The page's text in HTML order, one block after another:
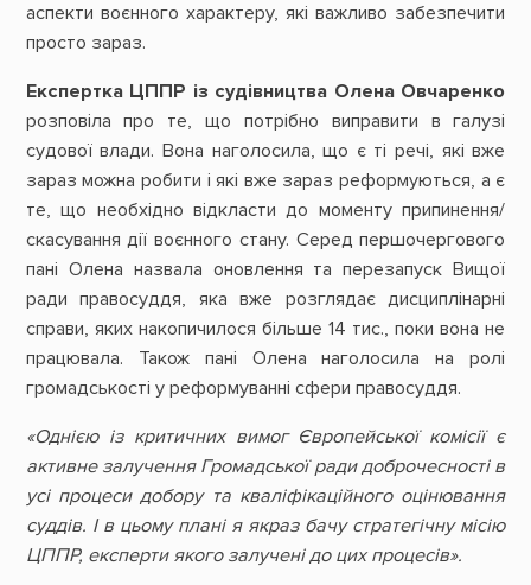
аспекти воєнного характеру, які важливо забезпечити
просто зараз.
Експертка ЦППР із судівництва Олена Овчаренко
розповіла про те, що потрібно виправити в галузі
судової влади. Вона наголосила, що є ті речі, які вже
зараз можна робити і які вже зараз реформуються, а є
те, що необхідно відкласти до моменту припинення/
скасування дії воєнного стану. Серед першочергового
пані Олена назвала оновлення та перезапуск Вищої
ради правосуддя, яка вже розглядає дисциплінарні
справи, яких накопичилося більше 14 тис., поки вона не
працювала. Також пані Олена наголосила на ролі
громадськості у реформуванні сфери правосуддя.
«Однією із критичних вимог Європейської комісії є
активне залучення Громадської ради доброчесності в
усі процеси добору та кваліфікаційного оцінювання
суддів. І в цьому плані я якраз бачу стратегічну місію
ЦППР, експерти якого залучені до цих процесів».